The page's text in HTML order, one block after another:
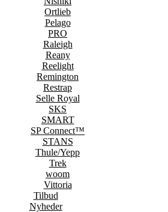
Ortlieb
Pelago
PRO
Raleigh
Reany
Reelight
Remington
Restrap
Selle Royal
SKS
SMART
SP Connect™
STANS
Thule/Yepp
Trek
woom
Vittoria
Tilbud
Nyheder